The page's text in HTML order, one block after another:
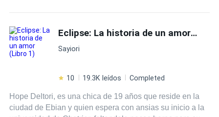
Kevin ser feliz con ella?
Traición Amor de casados Eclipse: La historia de un amor (Libro 1)
Sayiori
10 19.3K leídos Completed
Hope Deltori, es una chica de 19 años que reside en la
ciudad de Ebian y quien espera con ansias su inicio a la